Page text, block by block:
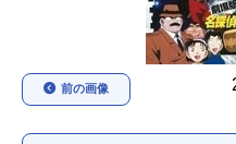
男性声優/女性声優一覧
前の画像